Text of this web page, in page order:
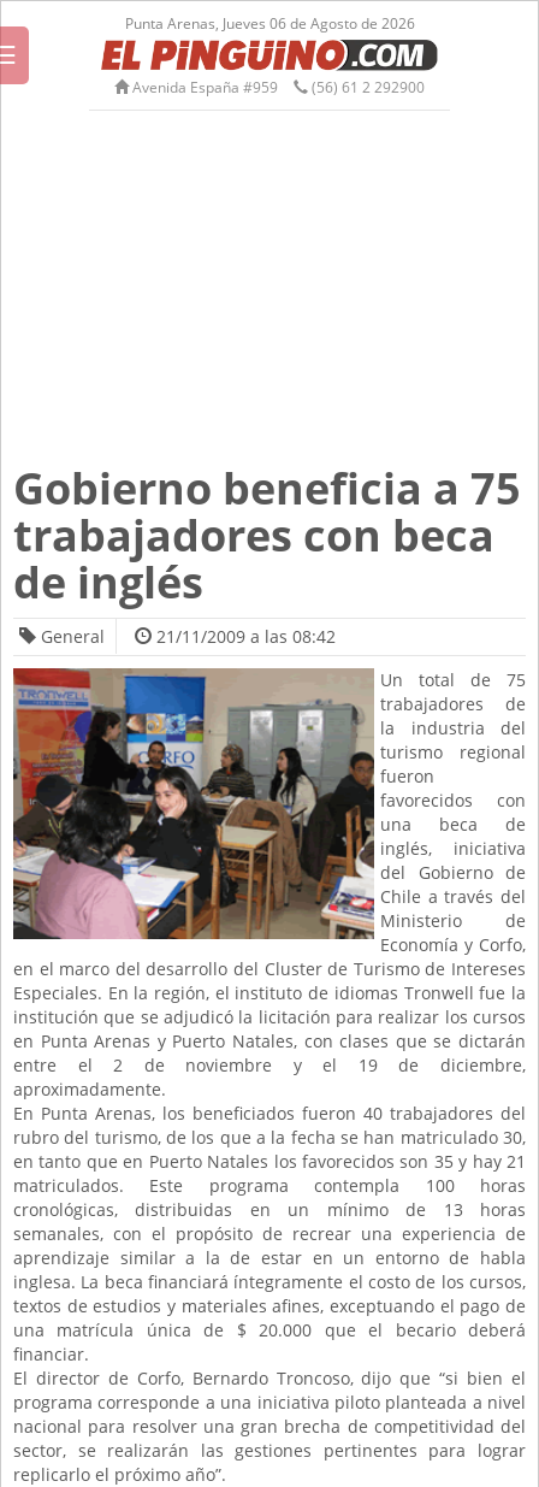
Punta Arenas, Jueves 06 de Agosto de 2026
Avenida España #959 (56) 61 2 292900
Gobierno beneficia a 75
trabajadores con beca
de inglés
General
21/11/2009 a las 08:42
Un total de 75
trabajadores de
la industria del
turismo regional
fueron
favorecidos con
una beca de
inglés, iniciativa
del Gobierno de
Chile a través del
Ministerio de
Economía y Corfo,
en el marco del desarrollo del Cluster de Turismo de Intereses
Especiales. En la región, el instituto de idiomas Tronwell fue la
institución que se adjudicó la licitación para realizar los cursos
en Punta Arenas y Puerto Natales, con clases que se dictarán
entre el 2 de noviembre y el 19 de diciembre,
aproximadamente.
En Punta Arenas, los beneficiados fueron 40 trabajadores del
rubro del turismo, de los que a la fecha se han matriculado 30,
en tanto que en Puerto Natales los favorecidos son 35 y hay 21
matriculados. Este programa contempla 100 horas
cronológicas, distribuidas en un mínimo de 13 horas
semanales, con el propósito de recrear una experiencia de
aprendizaje similar a la de estar en un entorno de habla
inglesa. La beca financiará íntegramente el costo de los cursos,
textos de estudios y materiales afines, exceptuando el pago de
una matrícula única de $ 20.000 que el becario deberá
financiar.
El director de Corfo, Bernardo Troncoso, dijo que “si bien el
programa corresponde a una iniciativa piloto planteada a nivel
nacional para resolver una gran brecha de competitividad del
sector, se realizarán las gestiones pertinentes para lograr
replicarlo el próximo año”.